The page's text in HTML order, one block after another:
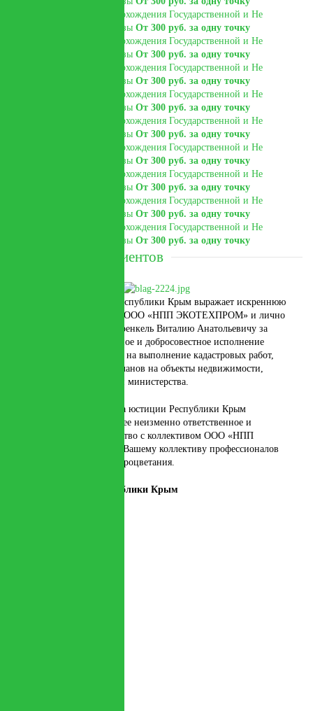
Технический отчет для прохождения Государственной и Не
Государственной экспертизы От 300 руб. за одну точку
Технический отчет для прохождения Государственной и Не
Государственной экспертизы От 300 руб. за одну точку
Технический отчет для прохождения Государственной и Не
Государственной экспертизы От 300 руб. за одну точку
Технический отчет для прохождения Государственной и Не
Государственной экспертизы От 300 руб. за одну точку
Технический отчет для прохождения Государственной и Не
Государственной экспертизы От 300 руб. за одну точку
Технический отчет для прохождения Государственной и Не
Государственной экспертизы От 300 руб. за одну точку
Технический отчет для прохождения Государственной и Не
Государственной экспертизы От 300 руб. за одну точку
Технический отчет для прохождения Государственной и Не
Государственной экспертизы От 300 руб. за одну точку
Технический отчет для прохождения Государственной и Не
Государственной экспертизы От 300 руб. за одну точку
Отзывы наших клиентов
Министерство юстиции Республики Крым выражает искреннюю
благодарность коллективу ООО «НПП ЭКОТЕХПРОМ» и лично
директору предприятия Френкель Виталию Анатольевичу за
качественное, своевременное и добросовестное исполнение
обязательств по договорам на выполнение кадастровых работ,
технических и межевых планов на объекты недвижимости,
находящиеся в управлении министерства.
Руководство Министерства юстиции Республики Крым
рассчитывает на дальнейшее неизменно ответственное и
плодотворное сотрудничество с коллективом ООО «НПП
ЭКОТЕХПРОМ». Желаем Вашему коллективу профессионалов
успехов, благополучия и процветания.
Министр юстиции Республики Крым